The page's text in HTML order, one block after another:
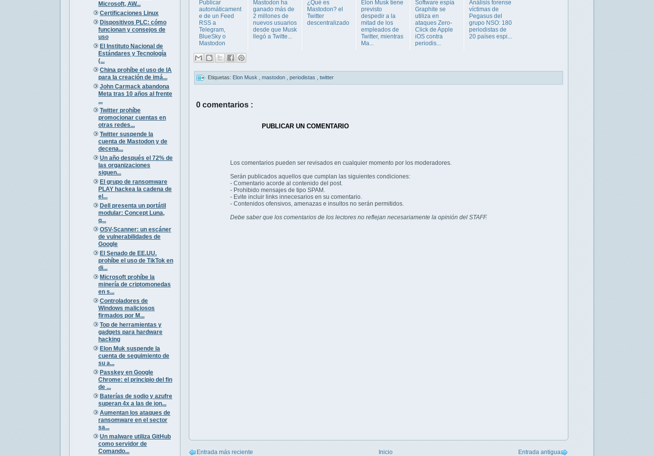
Microsoft, AW...
Certificaciones Linux
Dispositivos PLC: cómo
funcionan y consejos de
uso
El Instituto Nacional de
Estándares y Tecnología
(...
China prohíbe el uso de IA
para la creación de imá...
John Carmack abandona
Meta tras 10 años al frente
...
Twitter prohíbe
promocionar cuentas en
otras redes...
Twitter suspende la
cuenta de Mastodon y de
decena...
Un año después el 72% de
las organizaciones
siguen...
El grupo de ransomware
PLAY hackea la cadena de
el...
Dell presenta un portátil
modular: Concept Luna,
q...
OSV-Scanner: un escáner
de vulnerabilidades de
Google
El Senado de EE.UU.
prohíbe el uso de TikTok en
di...
Microsoft prohíbe la
minería de criptomonedas
en s...
Controladores de
Windows maliciosos
firmados por M...
Top de herramientas y
gadgets para hardware
hacking
Elon Muk suspende la
cuenta de seguimiento de
su a...
Passkey en Google
Chrome: el principio del fin
de ...
Baterías de sodio y azufre
superan 4x a las de ion...
Aumentan los ataques de
ransomware en el sector
sa...
Un malware utiliza GitHub
como servidor de
Comando...
Publicar
automáticament
e de un Feed
RSS a
Telegram,
BlueSky o
Mastodon
Mastodon ha
ganado más de
2 millones de
nuevos usuarios
desde que Musk
llegó a Twitte...
¿Qué es
Mastodon? el
Twitter
descentralizado
Elon Musk tiene
previsto
despedir a la
mitad de los
empleados de
Twitter, mientras
Ma...
Software espía
Graphite se
utiliza en
ataques Zero-
Click de Apple
iOS contra
periodis...
Análisis forense
víctimas de
Pegasus del
grupo NSO: 180
periodistas de
20 países espi...
Etiquetas: Elon Musk mastodon periodistas twitter
0 comentarios :
PUBLICAR UN COMENTARIO
Los comentarios pueden ser revisados en cualquier momento por los moderadores.
Serán publicados aquellos que cumplan las siguientes condiciones:
- Comentario acorde al contenido del post.
- Prohibido mensajes de tipo SPAM.
- Evite incluir links innecesarios en su comentario.
- Contenidos ofensivos, amenazas e insultos no serán permitidos.
Debe saber que los comentarios de los lectores no reflejan necesariamente la opinión del STAFF.
Entrada más reciente Entrada antigua
Inicio